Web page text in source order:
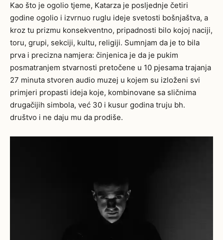
Kao što je ogolio tjeme, Katarza je posljednje četiri
godine ogolio i izvrnuo ruglu ideje svetosti bošnjaštva, a
kroz tu prizmu konsekventno, pripadnosti bilo kojoj naciji,
toru, grupi, sekciji, kultu, religiji. Sumnjam da je to bila
prva i precizna namjera: činjenica je da je pukim
posmatranjem stvarnosti pretočene u 10 pjesama trajanja
27 minuta stvoren audio muzej u kojem su izloženi svi
primjeri propasti ideja koje, kombinovane sa sličnima
drugačijih simbola, već 30 i kusur godina truju bh.
društvo i ne daju mu da prodiše.